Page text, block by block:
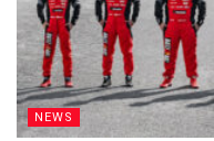
NEWS